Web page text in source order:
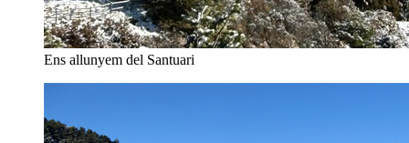
Ens allunyem del Santuari